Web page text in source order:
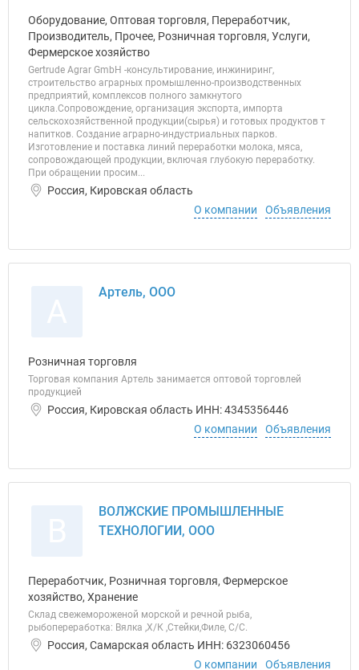
Оборудование, Оптовая торговля, Переработчик,
Производитель, Прочее, Розничная торговля, Услуги,
Фермерское хозяйство
Gertrude Agrar GmbH -консультирование, инжиниринг,
строительство аграрных промышленно-производственных
предприятий, комплексов полного замкнутого
цикла.Сопровождение, организация экспорта, импорта
сельскохозяйственной продукции(сырья) и готовых продуктов т
напитков. Создание аграрно-индустриальных парков.
Изготовление и поставка линий переработки молока, мяса,
сопровождающей продукции, включая глубокую переработку.
При обращении просим...
Россия, Кировская область
О компании
Объявления
Артель, ООО
Розничная торговля
Торговая компания Артель занимается оптовой торговлей
продукцией
Россия, Кировская область ИНН: 4345356446
О компании
Объявления
ВОЛЖСКИЕ ПРОМЫШЛЕННЫЕ
ТЕХНОЛОГИИ, ООО
Переработчик, Розничная торговля, Фермерское
хозяйство, Хранение
Склад свежемороженой морской и речной рыба,
рыбопереработка: Вялка ,Х/К ,Стейки,Филе, C/C.
Россия, Самарская область ИНН: 6323060456
О компании
Объявления